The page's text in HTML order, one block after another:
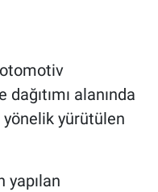
alanında
yürütülen
yapılan